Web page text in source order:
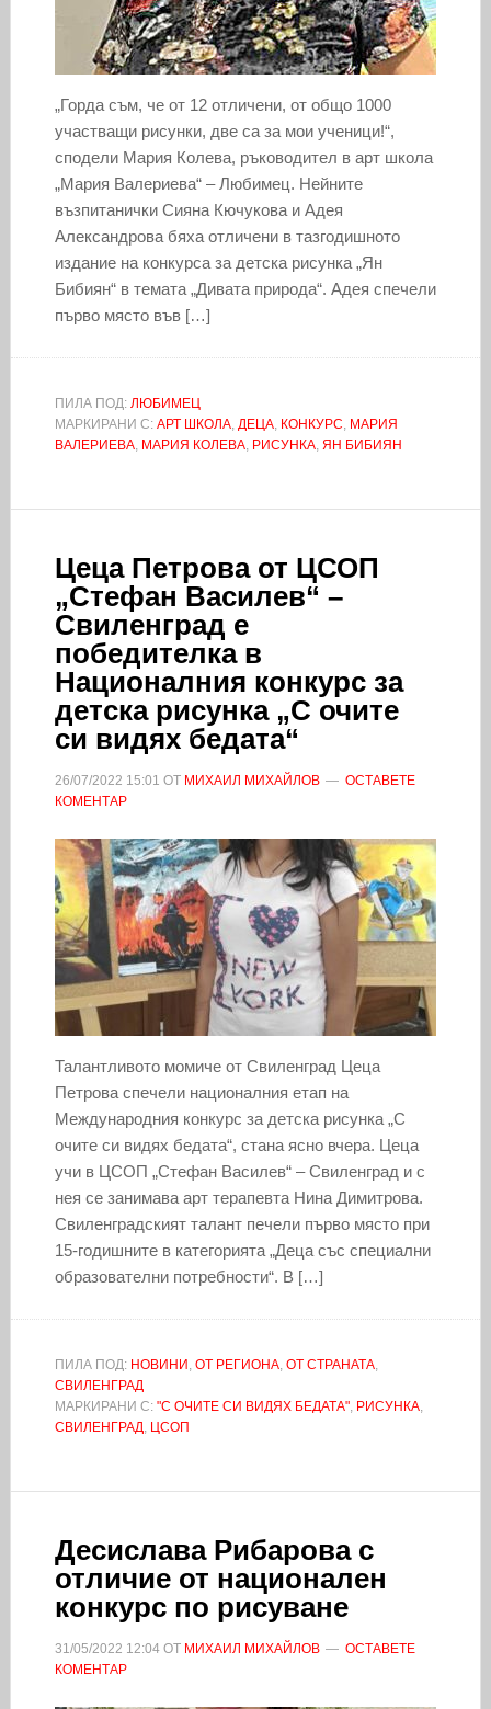
„Горда съм, че от 12 отличени, от общо 1000
участващи рисунки, две са за мои ученици!“,
сподели Мария Колева, ръководител в арт школа
„Мария Валериева“ – Любимец. Нейните
възпитанички Сияна Кючукова и Адея
Александрова бяха отличени в тазгодишното
издание на конкурса за детска рисунка „Ян
Бибиян“ в темата „Дивата природа“. Адея спечели
първо място във […]
ПИЛА ПОД: ЛЮБИМЕЦ
МАРКИРАНИ С: АРТ ШКОЛА, ДЕЦА, КОНКУРС, МАРИЯ
ВАЛЕРИЕВА, МАРИЯ КОЛЕВА, РИСУНКА, ЯН БИБИЯН
Цеца Петрова от ЦСОП
„Стефан Василев“ –
Свиленград е
победителка в
Националния конкурс за
детска рисунка „С очите
си видях бедата“
26/07/2022 15:01 ОТ МИХАИЛ МИХАЙЛОВ
ОСТАВЕТЕ
КОМЕНТАР
Талантливото момиче от Свиленград Цеца
Петрова спечели националния етап на
Международния конкурс за детска рисунка „С
очите си видях бедата“, стана ясно вчера. Цеца
учи в ЦСОП „Стефан Василев“ – Свиленград и с
нея се занимава арт терапевта Нина Димитрова.
Свиленградският талант печели първо място при
15-годишните в категорията „Деца със специални
образователни потребности“. В […]
ПИЛА ПОД: НОВИНИ , ОТ РЕГИОНА, ОТ СТРАНАТА,
СВИЛЕНГРАД
МАРКИРАНИ С: "С ОЧИТЕ СИ ВИДЯХ БЕДАТА", РИСУНКА,
СВИЛЕНГРАД, ЦСОП
Десислава Рибарова с
отличие от национален
конкурс по рисуване
31/05/2022 12:04ОТ МИХАИЛ МИХАЙЛОВ
ОСТАВЕТЕ
КОМЕНТАР